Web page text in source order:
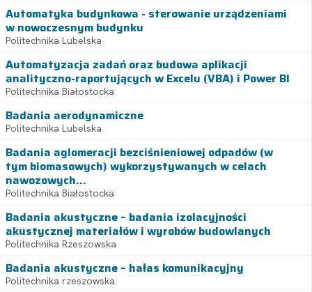
Automatyka budynkowa - sterowanie urządzeniami
w nowoczesnym budynku
Politechnika Lubelska
Automatyzacja zadań oraz budowa aplikacji
analityczno-raportujących w Excelu (VBA) i Power BI
Politechnika Białostocka
Badania aerodynamiczne
Politechnika Lubelska
Badania aglomeracji bezciśnieniowej odpadów (w
tym biomasowych) wykorzystywanych w celach
nawozowych...
Politechnika Białostocka
Badania akustyczne – badania izolacyjności
akustycznej materiałów i wyrobów budowlanych
Politechnika Rzeszowska
Badania akustyczne – hałas komunikacyjny
Politechnika rzeszowska